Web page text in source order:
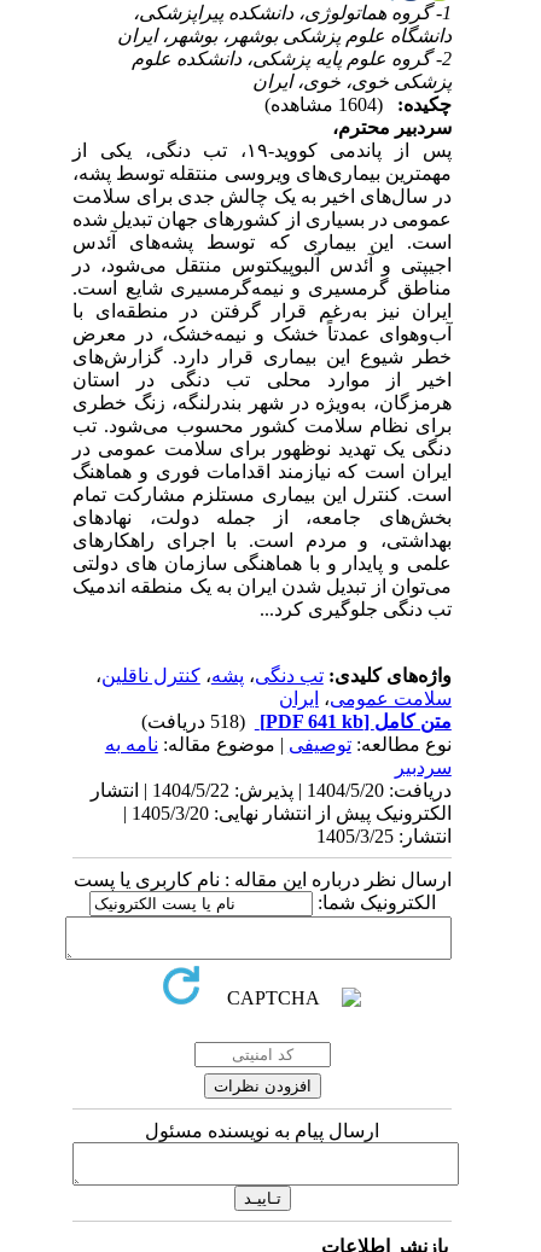
1- گروه هماتولوژی، دانشکده پیراپزشکی،
دانشگاه علوم پزشکی بوشهر، بوشهر، ایران
2- گروه علوم پایه پزشکی، دانشکده علوم
پزشکی خوی، خوی، ایران
چکیده:
سردبیر محترم،
پس از پاندمی کووید-۱۹، تب دنگی، یکی از
مهمترین بیماری‌های ویروسی منتقله توسط پشه،
در سال‌های اخیر به یک چالش جدی برای سلامت
عمومی در بسیاری از کشورهای جهان تبدیل شده
است. این بیماری که توسط پشه‌های آئدس
اجیپتی و آئدس آلبوپیکتوس منتقل می‌شود، در
مناطق گرمسیری و نیمه‌گرمسیری شایع است.
ایران نیز به‌رغم قرار گرفتن در منطقه‌ای با
آب‌وهوای عمدتاً خشک و نیمه‌خشک، در معرض
خطر شیوع این بیماری قرار دارد. گزارش‌های
اخیر از موارد محلی تب دنگی در استان
هرمزگان، به‌ویژه در شهر بندرلنگه، زنگ خطری
برای نظام سلامت کشور محسوب می‌شود. تب
دنگی یک تهدید نوظهور برای سلامت عمومی در
ایران است که نیازمند اقدامات فوری و هماهنگ
است. کنترل این بیماری مستلزم مشارکت تمام
بخش‌های جامعه، از جمله دولت، نهادهای
بهداشتی، و مردم است. با اجرای راهکارهای
علمی و پایدار و با هماهنگی سازمان های دولتی
می‌توان از تبدیل شدن ایران به یک منطقه اندمیک
تب دنگی جلوگیری کرد...
واژه‌های کلیدی:تب دنگی،پشه،کنترل ناقلین،
سلامت عمومی،ایران
متن کامل[PDF 641 kb]
نوع مطالعه:توصیفی| موضوع مقاله:نامه به
سردبیر
دریافت: 1404/5/20 | پذیرش: 1404/5/22 | انتشار
الکترونیک پیش از انتشار نهایی: 1405/3/20 |
انتشار: 1405/3/25
ارسال نظر درباره این مقاله : نام کاربری یا پست
الکترونیک شما:
ارسال پیام به نویسنده مسئول
بازنشر اطلاعات